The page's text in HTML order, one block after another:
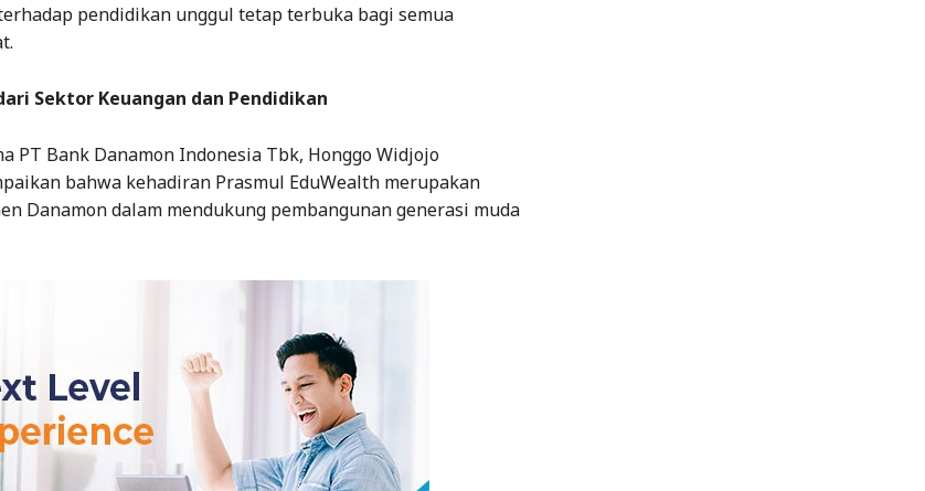
pendidikan unggul tetap terbuka bagi semua
Sektor Keuangan dan Pendidikan
PT Bank Danamon Indonesia Tbk, Honggo Widjojo
bahwa kehadiran Prasmul EduWealth merupakan
Danamon dalam mendukung pembangunan generasi muda